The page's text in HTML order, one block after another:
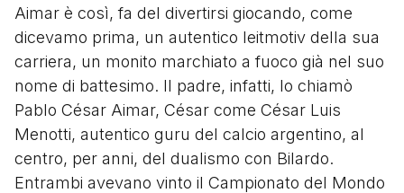
Aimar è così, fa del divertirsi giocando, come
dicevamo prima, un autentico leitmotiv della sua
carriera, un monito marchiato a fuoco già nel suo
nome di battesimo. Il padre, infatti, lo chiamò
Pablo César Aimar, César come César Luis
Menotti, autentico guru del calcio argentino, al
centro, per anni, del dualismo con Bilardo.
Entrambi avevano vinto il Campionato del Mondo